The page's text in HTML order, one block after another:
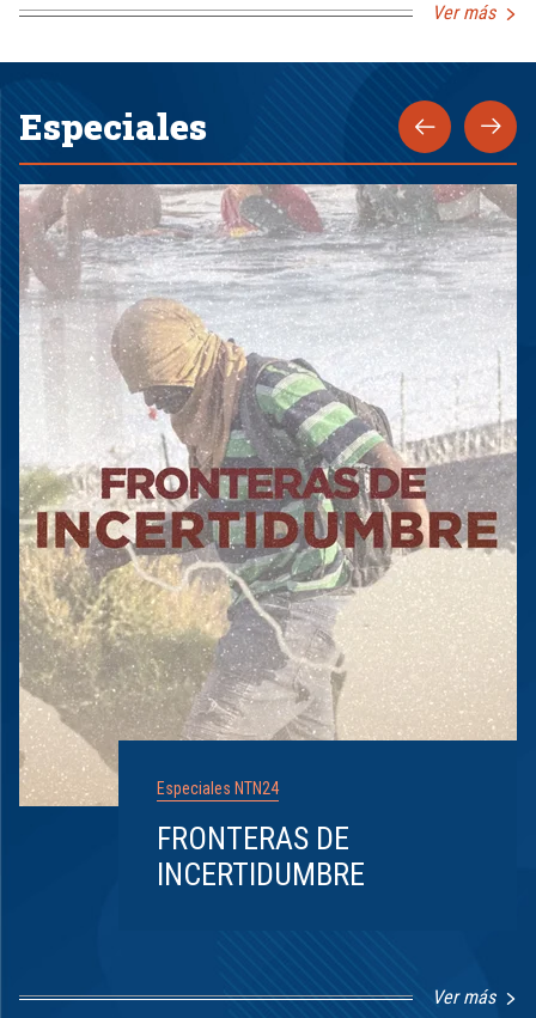
Ver más
Especiales
Especiales NTN24
FRONTERAS DE
INCERTIDUMBRE
Ver más